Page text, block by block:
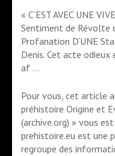
« C’EST AVEC UNE
Sentiment de Révolte
Profanation D’UNE
Denis. Cet acte
af …
Pour vous, cet article
préhistoire Origine et
(archive.org) » vous
prehistoire.eu est une
regroupe des